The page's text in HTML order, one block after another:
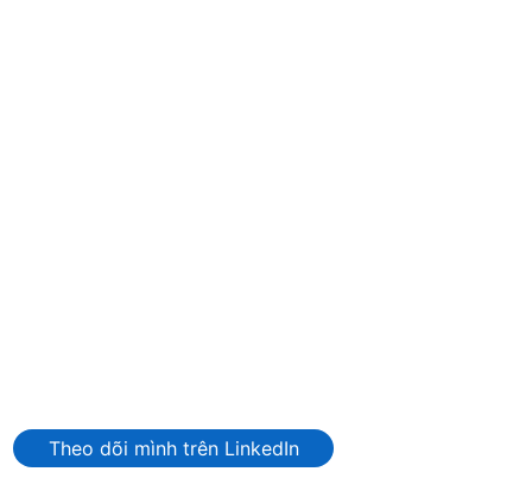
Theo dõi mình trên LinkedIn